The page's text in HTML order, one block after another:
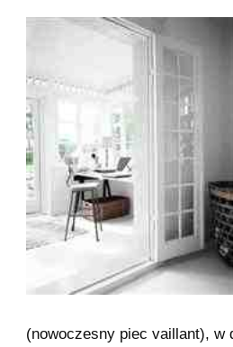
(nowoczesny piec vaillant), w